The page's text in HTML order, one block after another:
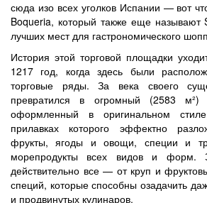
сюда изо всех уголков Испании — вот
Boqueria, который также еще называют
лучших мест для гастрономического
История этой торговой площадки
1217 год, когда здесь были
торговые ряды. За века своего
превратился в огромный (2583 м²)
оформленный в оригинальном
прилавках которого эффектно
фрукты, ягоды и овощи, специи и
морепродукты всех видов и форм.
действительно все — от круп и
специй, которые способны озадачить
и продвинутых кулинаров.